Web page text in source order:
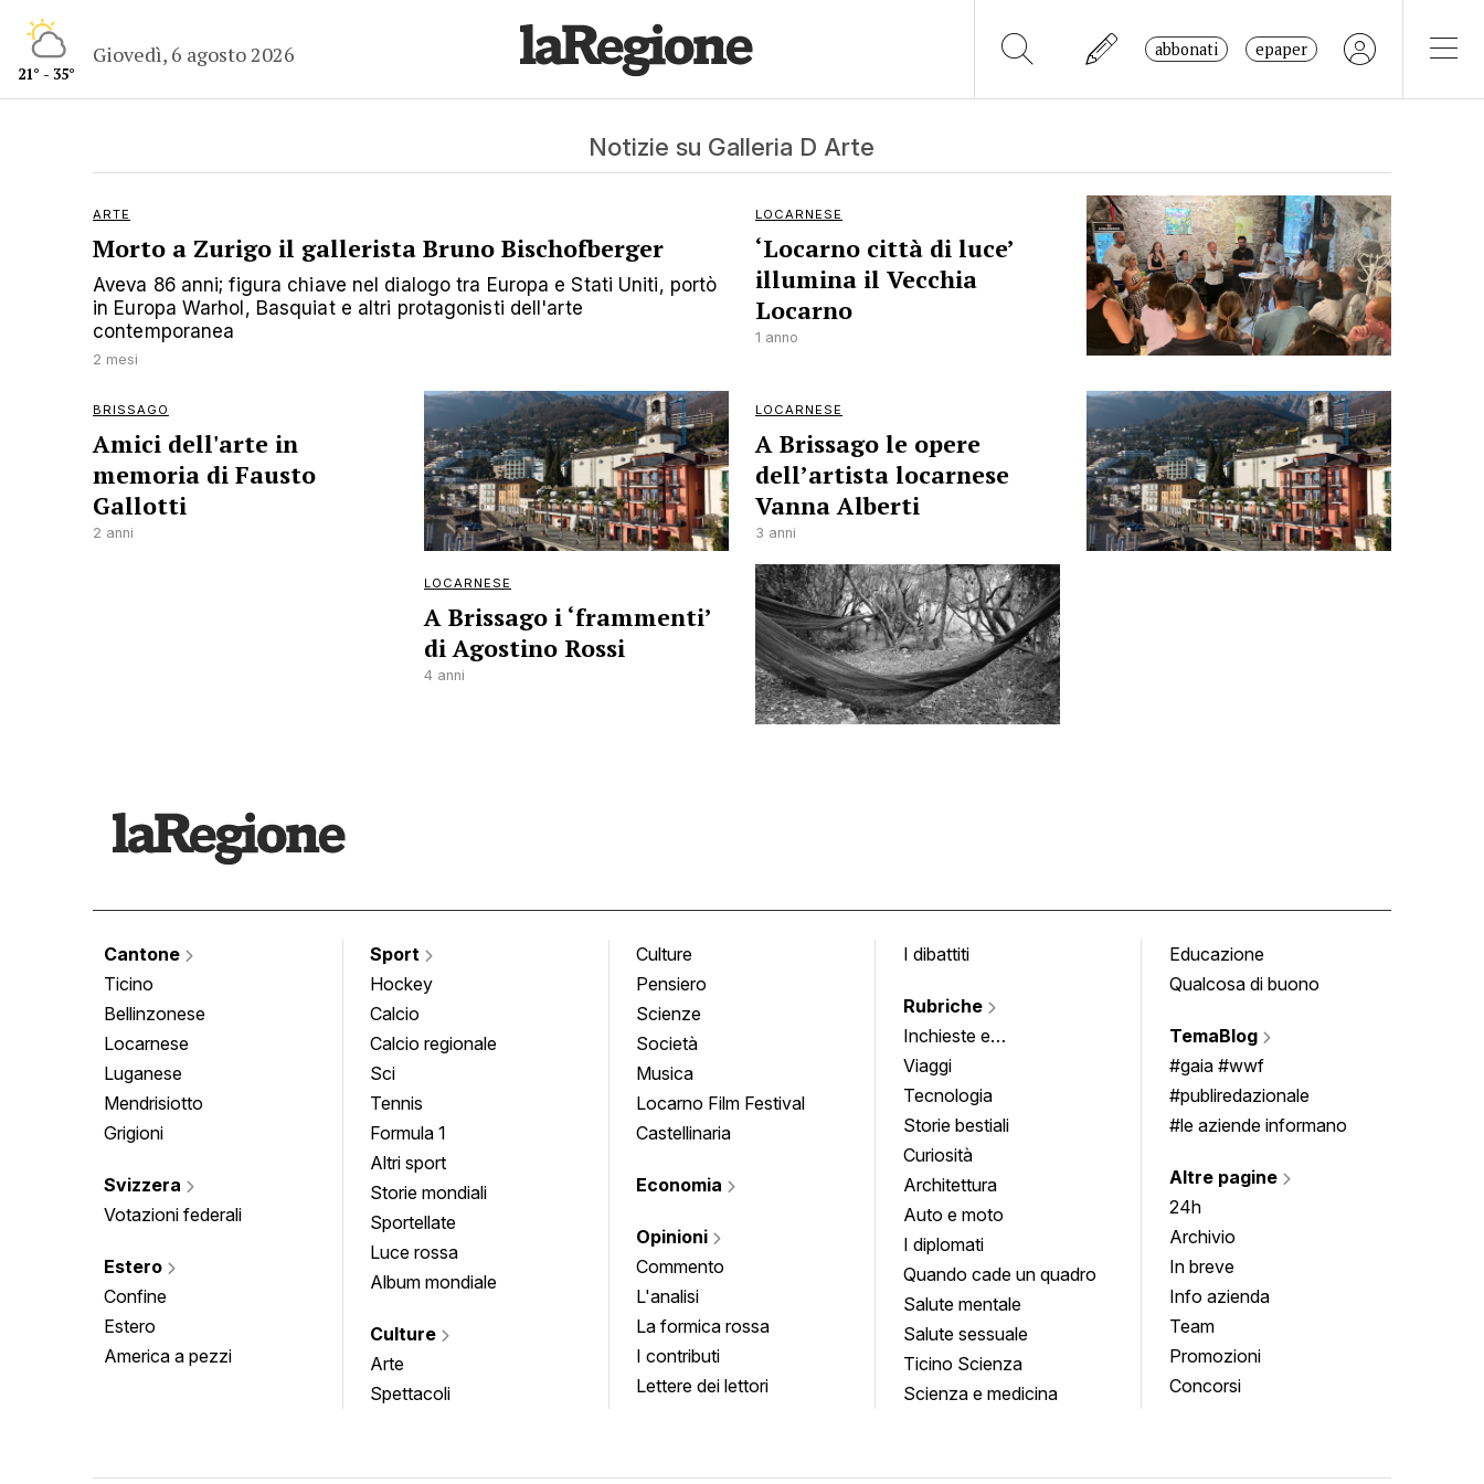
21° - 35°
Giovedì, 6 agosto 2026 abbonati epaper
Notizie su Galleria D Arte
ARTE
Morto a Zurigo il gallerista Bruno Bischofberger
Aveva 86 anni; figura chiave nel dialogo tra Europa e Stati Uniti, portò
in Europa Warhol, Basquiat e altri protagonisti dell'arte
contemporanea
2 mesi
LOCARNESE
‘Locarno città di luce’
illumina il Vecchia
Locarno
1 anno
BRISSAGO
Amici dell'arte in
memoria di Fausto
Gallotti
2 anni
LOCARNESE
A Brissago le opere
dell’artista locarnese
Vanna Alberti
3 anni
LOCARNESE
A Brissago i ‘frammenti’
di Agostino Rossi
4 anni
Cantone
Ticino
Bellinzonese
Locarnese
Luganese
Mendrisiotto
Grigioni
Svizzera
Votazioni federali
Estero
Confine
Estero
America a pezzi
Sport
Hockey
Calcio
Calcio regionale
Sci
Tennis
Formula 1
Altri sport
Storie mondiali
Sportellate
Luce rossa
Album mondiale
Culture
Arte
Spettacoli
Culture
Pensiero
Scienze
Società
Musica
Locarno Film Festival
Castellinaria
Economia
Opinioni
Commento
L'analisi
La formica rossa
I contributi
Lettere dei lettori
I dibattiti
Rubriche
Inchieste e
approfondimenti
Viaggi
Tecnologia
Storie bestiali
Curiosità
Architettura
Auto e moto
I diplomati
Quando cade un quadro
Salute mentale
Salute sessuale
Ticino Scienza
Scienza e medicina
Educazione
Qualcosa di buono
TemaBlog
#gaia #wwf
#publiredazionale
#le aziende informano
Altre pagine
24h
Archivio
In breve
Info azienda
Team
Promozioni
Concorsi